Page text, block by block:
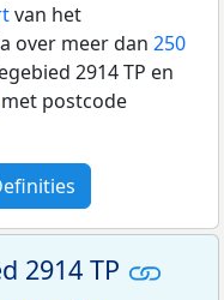
van het
over meer dan 250
2914 TP en
met postcode
2914 TP